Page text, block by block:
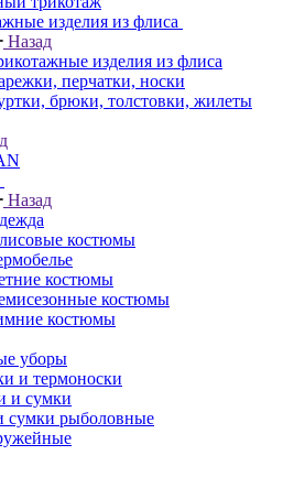
изделия из флиса
Назад
изделия из флиса
перчатки, носки
брюки, толстовки, жилеты
Назад
костюмы
костюмы
костюмы
костюмы
уборы
и термоноски
и сумки
сумки рыболовные